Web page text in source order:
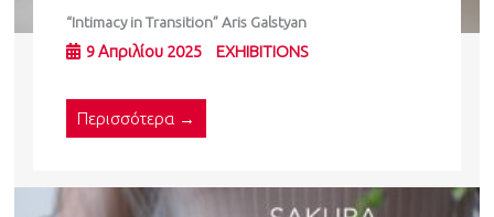
“Intimacy in Transition” Aris Galstyan
9 Απριλίου 2025 EXHIBITIONS
Περισσότερα →